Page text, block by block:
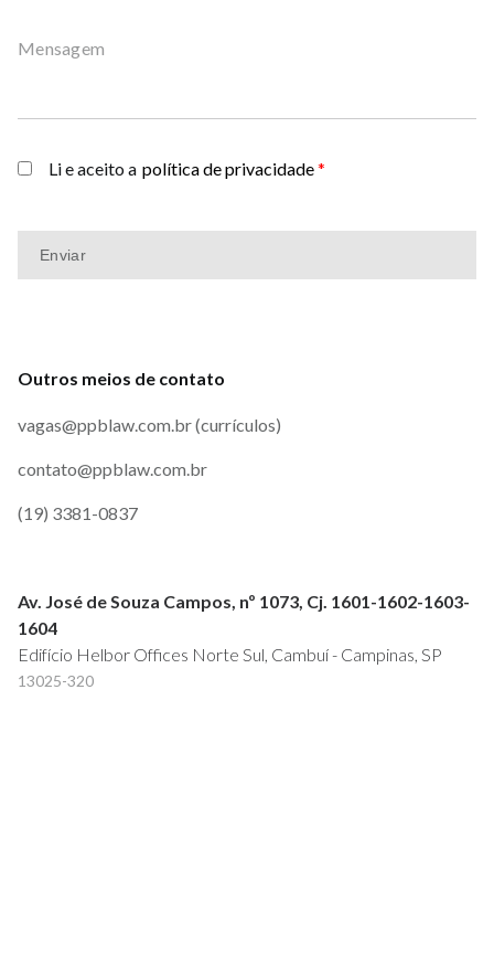
Mensagem
Li e aceito a política de privacidade*
Enviar
Outros meios de contato
vagas@ppblaw.com.br (currículos)
contato@ppblaw.com.br
(19) 3381-0837
Av. José de Souza Campos, nº 1073, Cj. 1601-1602-1603-
1604
Edifício Helbor Offices Norte Sul, Cambuí - Campinas, SP
13025-320